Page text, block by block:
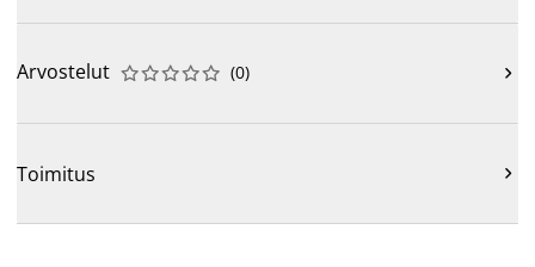
Arvostelut 




 (0) 
Toimitus 